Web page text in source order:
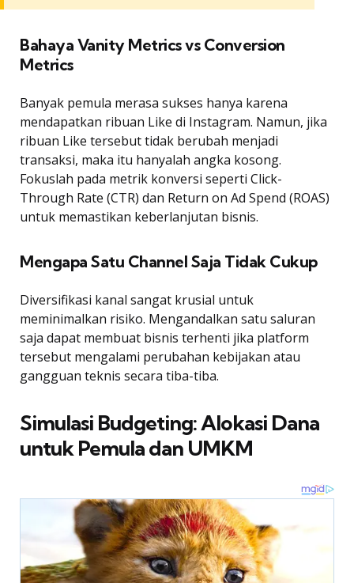
Bahaya Vanity Metrics vs Conversion
Metrics
Banyak pemula merasa sukses hanya karena
mendapatkan ribuan Like di Instagram. Namun, jika
ribuan Like tersebut tidak berubah menjadi
transaksi, maka itu hanyalah angka kosong.
Fokuslah pada metrik konversi seperti Click-
Through Rate (CTR) dan Return on Ad Spend (ROAS)
untuk memastikan keberlanjutan bisnis.
Mengapa Satu Channel Saja Tidak Cukup
Diversifikasi kanal sangat krusial untuk
meminimalkan risiko. Mengandalkan satu saluran
saja dapat membuat bisnis terhenti jika platform
tersebut mengalami perubahan kebijakan atau
gangguan teknis secara tiba-tiba.
Simulasi Budgeting: Alokasi Dana
untuk Pemula dan UMKM